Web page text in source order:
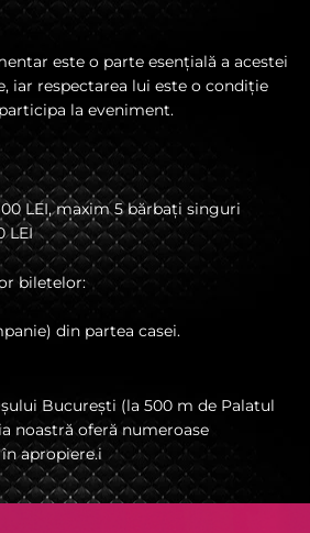
este o parte esențială a acestei
iar respectarea lui este o condiție
la eveniment.
LEI, maxim 5 bărbați singuri
LEI
biletelor:
din partea casei.
București (la 500 m de Palatul
noastră oferă numeroase
apropiere.i